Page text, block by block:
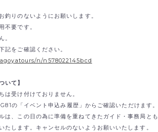
お釣りのないようにお願いします。
不要です。
。
記をご確認ください。
n/n578022145bcd
いて】
は受け付けておりません。
の「イベント申込み履歴」からご確認いただけます。
は、この日の為に準備を重ねてきたガイド・事務局とも
たします。キャンセルのないようお願いいたします。